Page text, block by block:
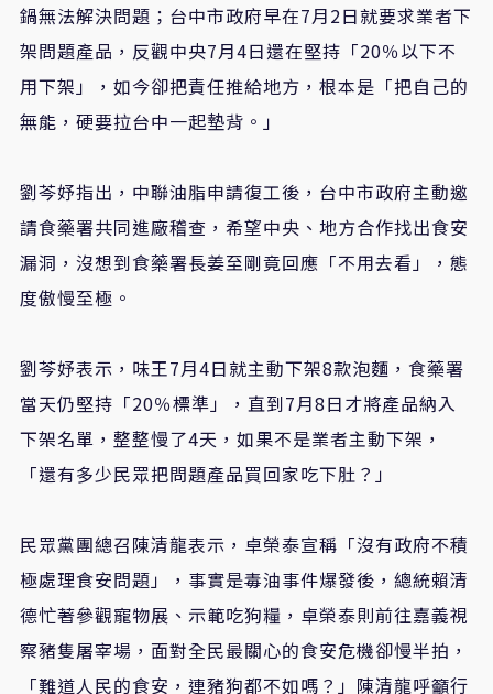
鍋無法解決問題；台中市政府早在7月2日就要求業者下
架問題產品，反觀中央7月4日還在堅持「20％以下不
用下架」，如今卻把責任推給地方，根本是「把自己的
無能，硬要拉台中一起墊背。」
劉芩妤指出，中聯油脂申請復工後，台中市政府主動邀
請食藥署共同進廠稽查，希望中央、地方合作找出食安
漏洞，沒想到食藥署長姜至剛竟回應「不用去看」，態
度傲慢至極。
劉芩妤表示，味王7月4日就主動下架8款泡麵，食藥署
當天仍堅持「20％標準」，直到7月8日才將產品納入
下架名單，整整慢了4天，如果不是業者主動下架，
「還有多少民眾把問題產品買回家吃下肚？」
民眾黨團總召陳清龍表示，卓榮泰宣稱「沒有政府不積
極處理食安問題」，事實是毒油事件爆發後，總統賴清
德忙著參觀寵物展、示範吃狗糧，卓榮泰則前往嘉義視
察豬隻屠宰場，面對全民最關心的食安危機卻慢半拍，
「難道人民的食安，連豬狗都不如嗎？」陳清龍呼籲行